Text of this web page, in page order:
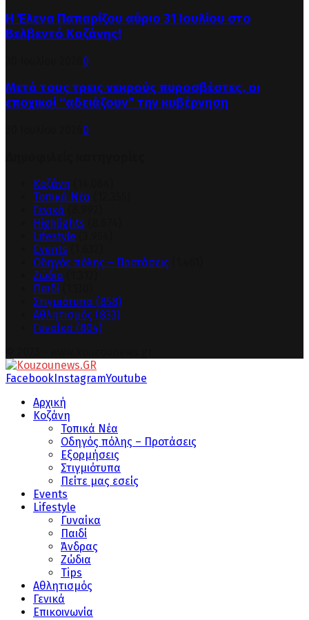
Η Έλενα Παπαρίζου αύριο 31 Ιουλίου στο
Βελβεντό Κοζάνης!
0
Μετά τους τρεις νεκρούς πυροσβέστες, οι
εποχικοί “αδειάζουν” την κυβέρνηση
0
Κοζάνη
Τοπικά Νέα
Γενικά
Highlights
Lifestyle
Events
Οδηγός πόλης – Προτάσεις
Ζώδια
Παιδί
Στιγμιότυπα (858)
Αθλητισμός (833)
Γυναίκα (804)
Facebook InstagramYoutube
Αρχική
Κοζάνη
Τοπικά Νέα
Οδηγός πόλης – Προτάσεις
Εξορμήσεις
Στιγμιότυπα
Πείτε μας εσείς
Events
Lifestyle
Γυναίκα
Παιδί
Άνδρας
Ζώδια
Tips
Αθλητισμός
Γενικά
Επικοινωνία